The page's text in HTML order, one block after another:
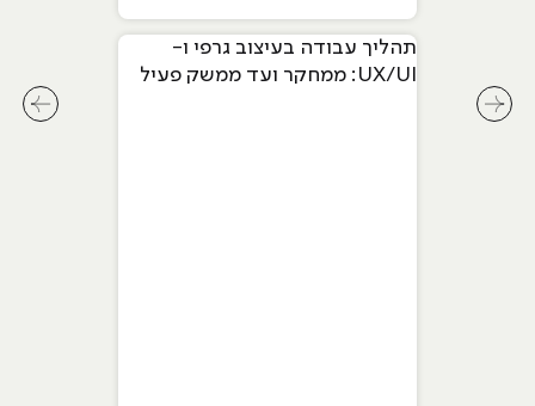
תהליך עבודה בעיצוב גרפי ו-
UX/UI: ממחקר ועד ממשק פעיל
לחץ לחץ לשיקופית קודמת בסליידר מאמרים